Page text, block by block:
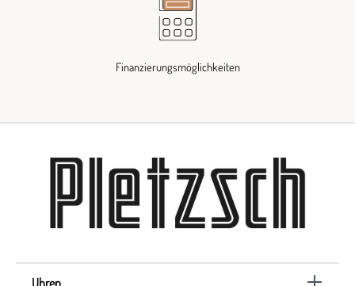
Finanzierungsmöglichkeiten
Uhren